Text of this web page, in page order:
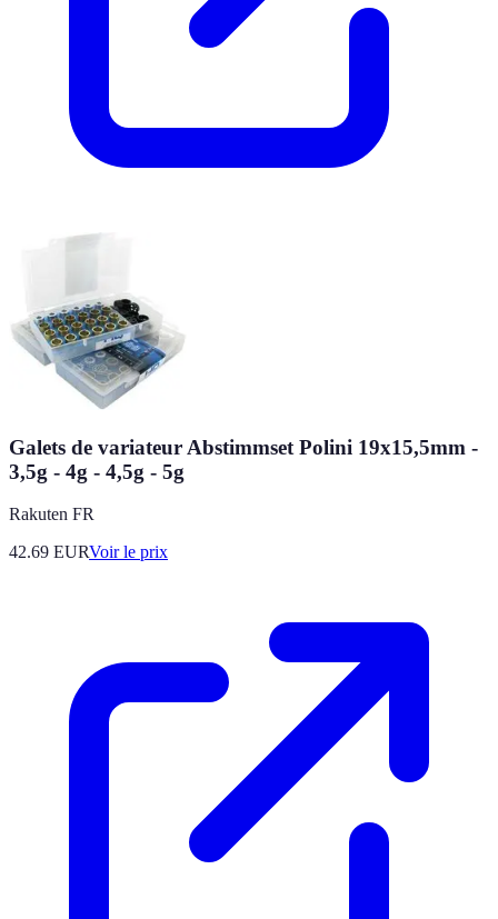
Galets de variateur Abstimmset Polini 19x15,5mm -
3,5g - 4g - 4,5g - 5g
Rakuten FR
42.69 EURVoir le prix